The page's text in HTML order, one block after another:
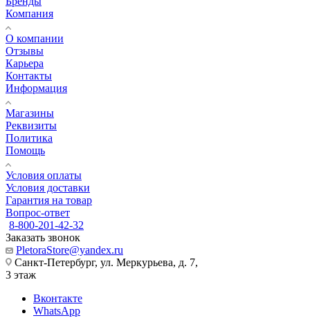
Компания
О компании
Отзывы
Карьера
Контакты
Информация
Магазины
Реквизиты
Политика
Помощь
Условия оплаты
Условия доставки
Гарантия на товар
Вопрос-ответ
8-800-201-42-32
Заказать звонок
PletoraStore@yandex.ru
Санкт-Петербург, ул. Меркурьева, д. 7,
3 этаж
Вконтакте
WhatsApp